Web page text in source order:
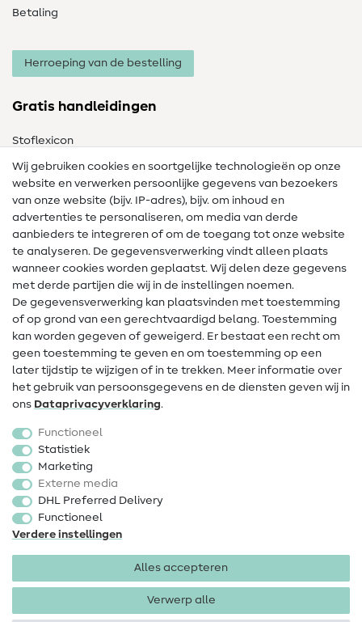
Betaling
Herroeping van de bestelling
Gratis handleidingen
Stoflexicon
Naailexicon
Gratis Naaipatronen
Hulp & contact
Contact
Wijziging van eigenaar
FAQ
Herroepingsrecht
Populair
Fournituren
Sale
Wij gebruiken cookies en soortgelijke technologieën op onze
website en verwerken persoonlijke gegevens van bezoekers
van onze website (bijv. IP-adres), bijv. om inhoud en
advertenties te personaliseren, om media van derde
aanbieders te integreren of om de toegang tot onze website
te analyseren. De gegevensverwerking vindt alleen plaats
wanneer cookies worden geplaatst. Wij delen deze gegevens
met derde partijen die wij in de instellingen noemen.
De gegevensverwerking kan plaatsvinden met toestemming
of op grond van een gerechtvaardigd belang. Toestemming
kan worden gegeven of geweigerd. Er bestaat een recht om
geen toestemming te geven en om toestemming op een
later tijdstip te wijzigen of in te trekken. Meer informatie over
het gebruik van persoonsgegevens en de diensten geven wij in
ons Data­privacy­verklaring.
Functioneel
Statistiek
Marketing
Externe media
DHL Preferred Delivery
Functioneel
Verdere instellingen
Alles accepteren
Verwerp alle
Colofon Privacy
Algemene voorwaarden